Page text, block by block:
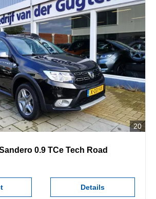
20
0.9 TCe Tech Road
Details